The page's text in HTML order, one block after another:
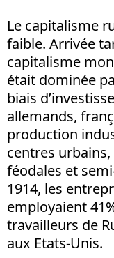
Le capitalisme
faible. Arrivée
capitalisme
était dominée
biais
allemands,
production
centres
féodales et
1914, les
employaient
travailleurs de
aux Etats-Unis.